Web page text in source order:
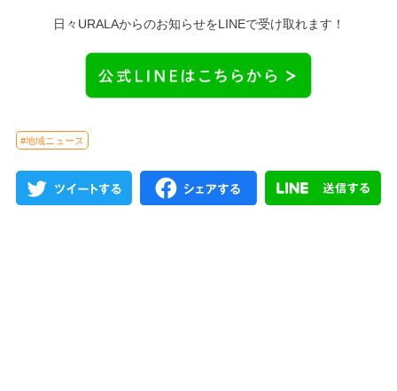
日々URALAからのお知らせをLINEで受け取れます！
#地域ニュース